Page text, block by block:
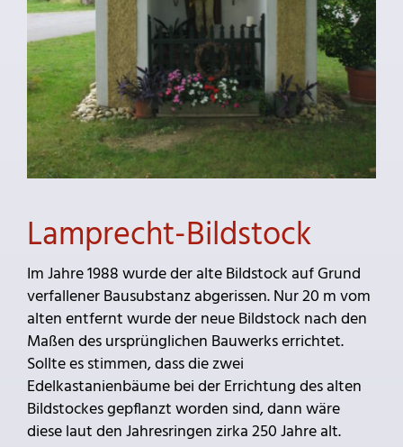
Lamprecht-Bildstock
Im Jahre 1988 wurde der alte Bildstock auf Grund
verfallener Bausubstanz abgerissen. Nur 20 m vom
alten entfernt wurde der neue Bildstock nach den
Maßen des ursprünglichen Bauwerks errichtet.
Sollte es stimmen, dass die zwei
Edelkastanienbäume bei der Errichtung des alten
Bildstockes gepflanzt worden sind, dann wäre
diese laut den Jahresringen zirka 250 Jahre alt.